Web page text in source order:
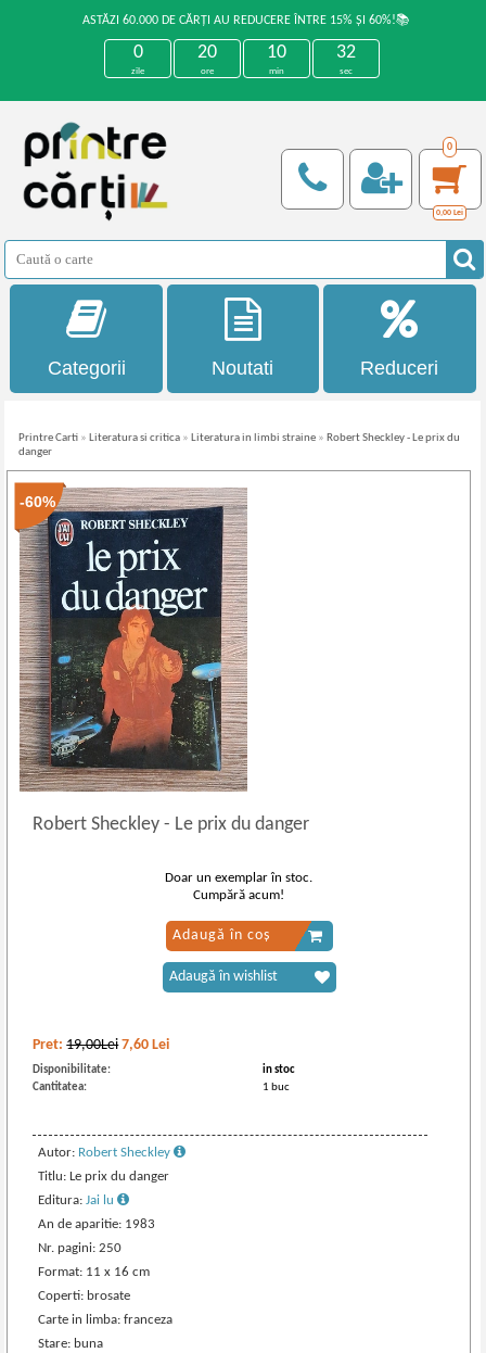
ASTĂZI 60.000 DE CĂRȚI AU REDUCERE ÎNTRE 15% ȘI 60%!📚
0
zile
20
ore
10
min
32
sec
0
0,00 Lei
Categorii Noutati Reduceri
Printre Carti » Literatura si critica » Literatura in limbi straine » Robert Sheckley - Le prix du
danger
-60%
Robert Sheckley- Le prix du danger
Pret:19,00Lei 7,60 Lei
Disponibilitate:
in stoc
Cantitatea:
1 buc
Autor: Robert Sheckley
Titlu: Le prix du danger
Editura:Jai lu
An de aparitie: 1983
Nr. pagini: 250
Format: 11 x 16 cm
Coperti: brosate
Carte in limba: franceza
Stare: buna
Doar un exemplar în stoc.
Cumpără acum!
Adaugă în coș
Adaugă în wishlist